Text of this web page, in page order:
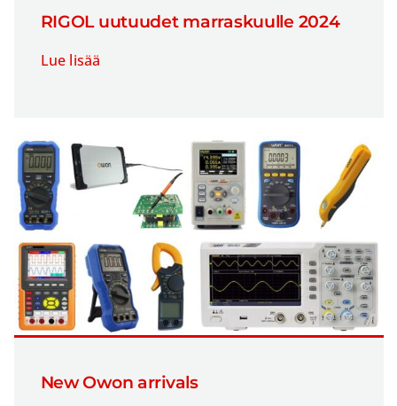
RIGOL uutuudet marraskuulle 2024
Lue lisää
New Owon arrivals